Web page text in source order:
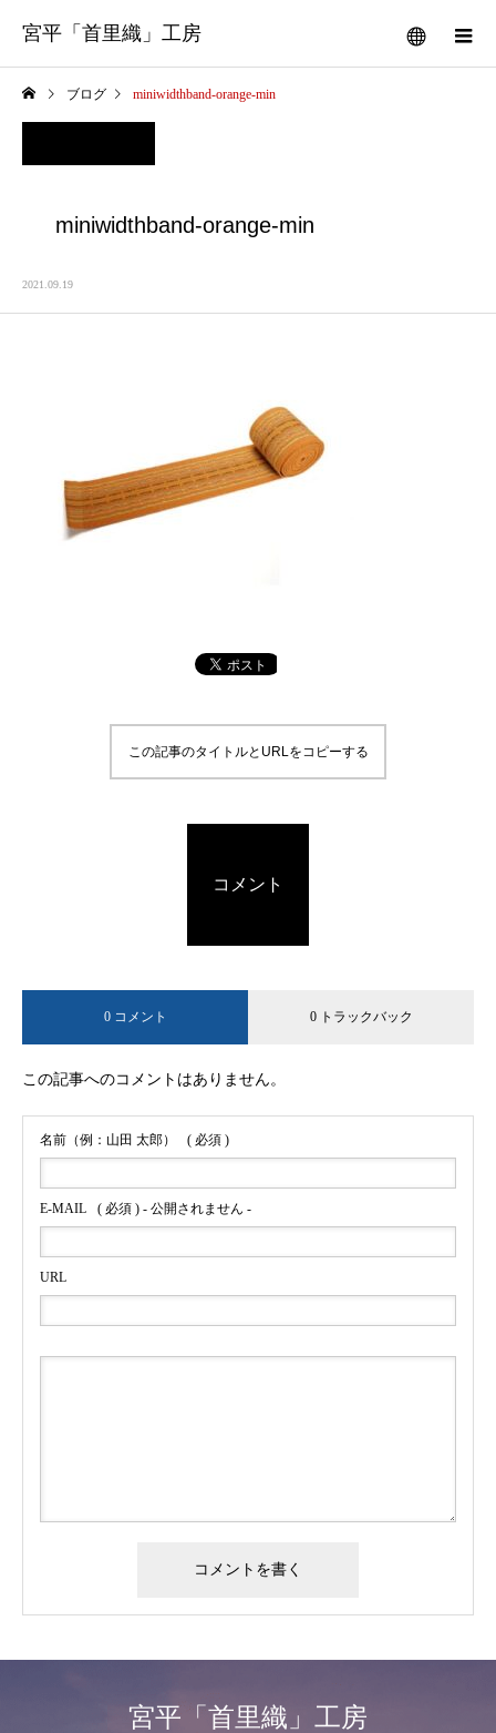
宮平「首里織」工房
ブログ miniwidthband-orange-min
miniwidthband-orange-min
2021.09.19
この記事のタイトルとURLをコピーする
コメント
0 コメント 0 トラックバック
この記事へのコメントはありません。
名前（例：山田 太郎） ( 必須 )
E-MAIL ( 必須 ) - 公開されません -
URL
宮平「首里織」工房